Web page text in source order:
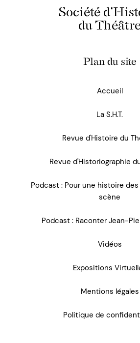
Société
du
Plan du site
Accueil
La S.H.T.
Revue d'Histoire du
Revue d'Historiographie
Podcast : Pour une histoire
scène
Podcast : Raconter Jean-
Vidéos
Expositions
Mentions légales
Politique de